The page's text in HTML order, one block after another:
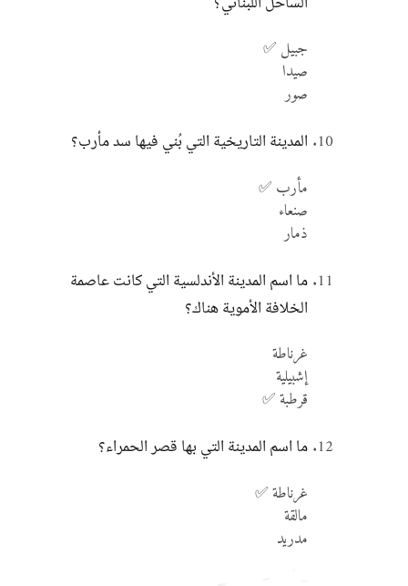
جبيل ✅
صيدا
صور
المدينة التاريخية التي بُني فيها سد مأرب؟
مأرب ✅
صنعاء
ذمار
ما اسم المدينة الأندلسية التي كانت عاصمة
الخلافة الأموية هناك؟
غرناطة
إشبيلية
قرطبة ✅
ما اسم المدينة التي بها قصر الحمراء؟
غرناطة ✅
مالقة
مدريد